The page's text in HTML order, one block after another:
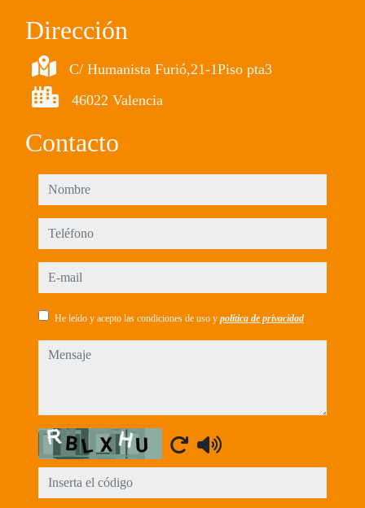
Dirección
C/ Humanista Furió,21-1Piso pta3
46022 Valencia
Contacto
nombre
teléfono
e-mail
He leído y acepto las condiciones de uso y política de privacidad
mensaje
Captcha